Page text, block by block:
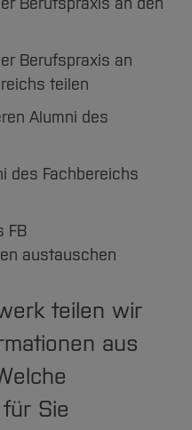
teilen
austauschen
teilen wir
aus
Sie